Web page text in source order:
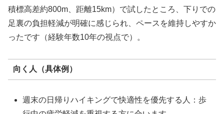
積標高差約800m、距離15km）で試したところ、下りでの
足裏の負担軽減が明確に感じられ、ペースを維持しやすか
ったです（経験年数10年の視点で）。
向く人（具体例）
週末の日帰りハイキングで快適性を優先する人：歩